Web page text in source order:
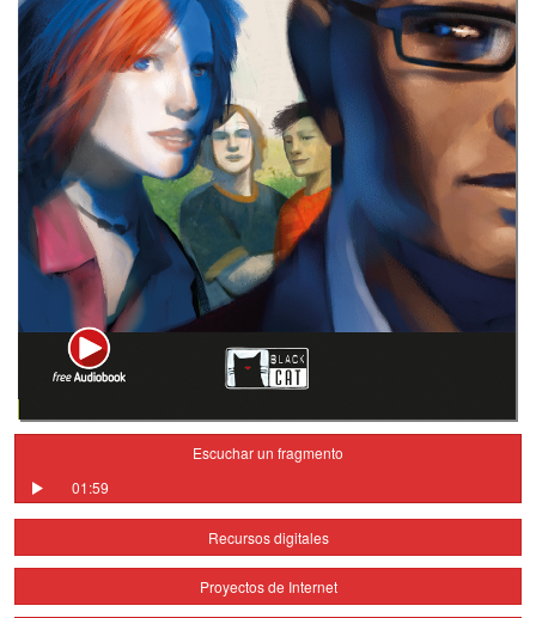
Escuchar un fragmento
01:59
Recursos digitales
Proyectos de Internet